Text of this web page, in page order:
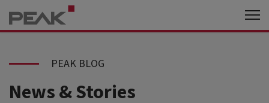
PEAK BLOG
News & Stories